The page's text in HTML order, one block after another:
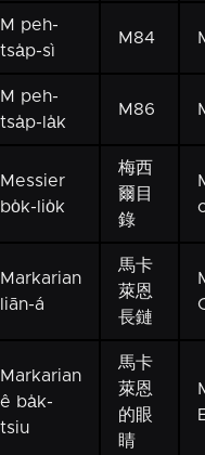
M peh-
tsa̍p-sì
M84
M peh-
tsa̍p-la̍k
M86
Messier
bo̍k-lio̍k
梅西
爾目
錄
Markarian
liān-á
馬卡
萊恩
長鏈
Markarian
ê ba̍k-
tsiu
馬卡
萊恩
的眼
睛